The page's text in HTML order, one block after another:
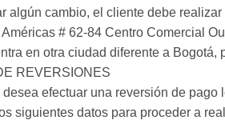
algún cambio, el cliente debe
Américas # 62-84 Centro Comercial
en otra ciudad diferente a
REVERSIONES
efectuar una reversión de
siguientes datos para proceder a